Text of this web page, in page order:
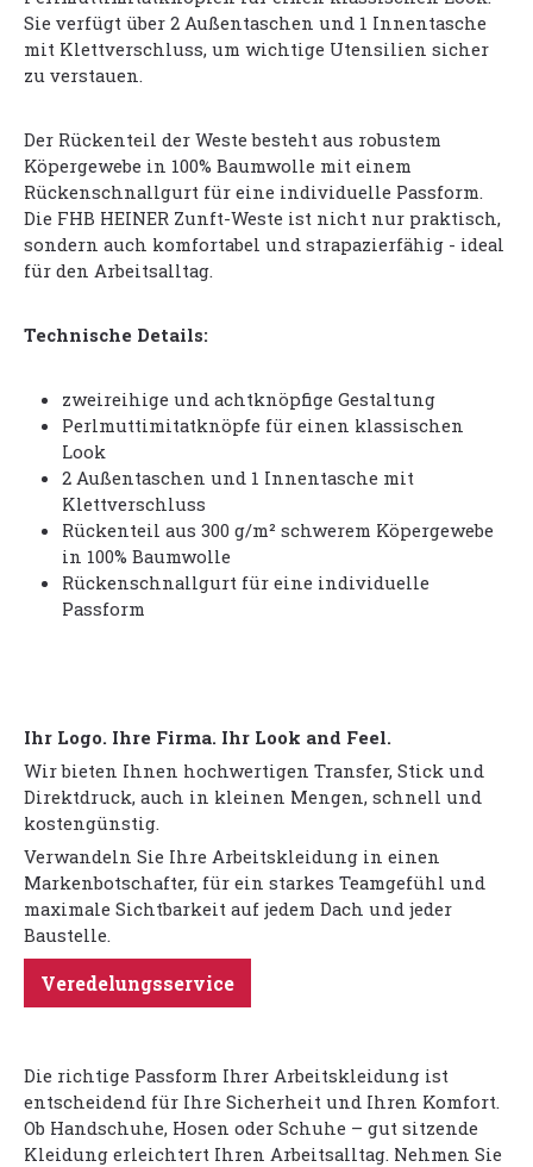
Sie verfügt über 2 Außentaschen und 1 Innentasche
mit Klettverschluss, um wichtige Utensilien sicher
zu verstauen.
Der Rückenteil der Weste besteht aus robustem
Köpergewebe in 100% Baumwolle mit einem
Rückenschnallgurt für eine individuelle Passform.
Die FHB HEINER Zunft-Weste ist nicht nur praktisch,
sondern auch komfortabel und strapazierfähig - ideal
für den Arbeitsalltag.
Technische Details:
zweireihige und achtknöpfige Gestaltung
Perlmuttimitatknöpfe für einen klassischen
Look
2 Außentaschen und 1 Innentasche mit
Klettverschluss
Rückenteil aus 300 g/m² schwerem Köpergewebe
in 100% Baumwolle
Rückenschnallgurt für eine individuelle
Passform
Ihr Logo. Ihre Firma. Ihr Look and Feel.
Wir bieten Ihnen hochwertigen Transfer, Stick und
Direktdruck, auch in kleinen Mengen, schnell und
kostengünstig.
Verwandeln Sie Ihre Arbeitskleidung in einen
Markenbotschafter, für ein starkes Teamgefühl und
maximale Sichtbarkeit auf jedem Dach und jeder
Baustelle.
Veredelungsservice
Die richtige Passform Ihrer Arbeitskleidung ist
entscheidend für Ihre Sicherheit und Ihren Komfort.
Ob Handschuhe, Hosen oder Schuhe – gut sitzende
Kleidung erleichtert Ihren Arbeitsalltag. Nehmen Sie